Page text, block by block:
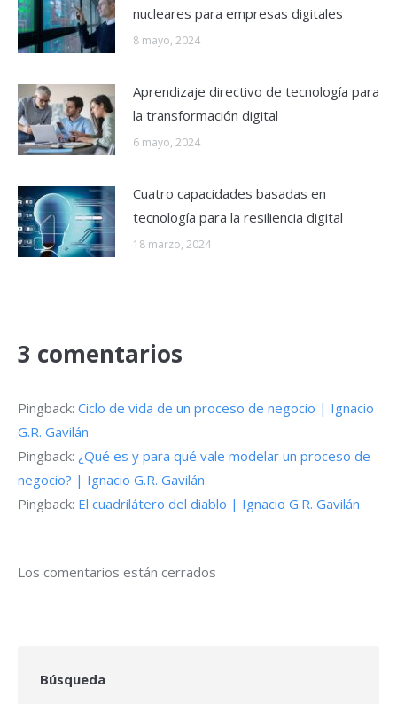
nucleares para empresas digitales
8 mayo, 2024
Aprendizaje directivo de tecnología para
la transformación digital
6 mayo, 2024
Cuatro capacidades basadas en
tecnología para la resiliencia digital
18 marzo, 2024
3 comentarios
Pingback: Ciclo de vida de un proceso de negocio | Ignacio
G.R. Gavilán
Pingback: ¿Qué es y para qué vale modelar un proceso de
negocio? | Ignacio G.R. Gavilán
Pingback: El cuadrilátero del diablo | Ignacio G.R. Gavilán
Los comentarios están cerrados
Búsqueda